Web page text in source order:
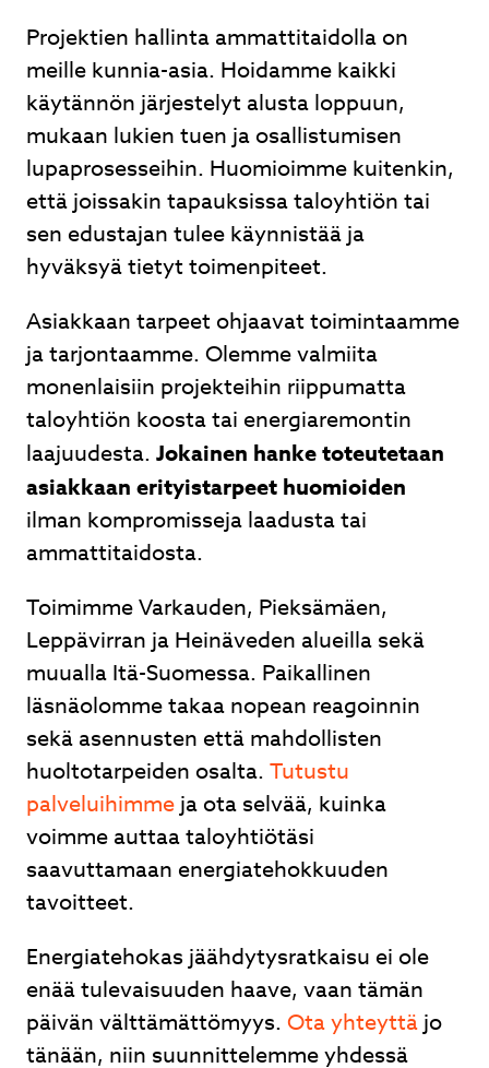
Projektien hallinta ammattitaidolla on
meille kunnia-asia. Hoidamme kaikki
käytännön järjestelyt alusta loppuun,
mukaan lukien tuen ja osallistumisen
lupaprosesseihin. Huomioimme kuitenkin,
että joissakin tapauksissa taloyhtiön tai
sen edustajan tulee käynnistää ja
hyväksyä tietyt toimenpiteet.
Asiakkaan tarpeet ohjaavat toimintaamme
ja tarjontaamme. Olemme valmiita
monenlaisiin projekteihin riippumatta
taloyhtiön koosta tai energiaremontin
laajuudesta. Jokainen hanke toteutetaan
asiakkaan erityistarpeet huomioiden
ilman kompromisseja laadusta tai
ammattitaidosta.
Toimimme Varkauden, Pieksämäen,
Leppävirran ja Heinäveden alueilla sekä
muualla Itä-Suomessa. Paikallinen
läsnäolomme takaa nopean reagoinnin
sekä asennusten että mahdollisten
huoltotarpeiden osalta. Tutustu
palveluihimme ja ota selvää, kuinka
voimme auttaa taloyhtiötäsi
saavuttamaan energiatehokkuuden
tavoitteet.
Energiatehokas jäähdytysratkaisu ei ole
enää tulevaisuuden haave, vaan tämän
päivän välttämättömyys. Ota yhteyttä jo
tänään, niin suunnittelemme yhdessä